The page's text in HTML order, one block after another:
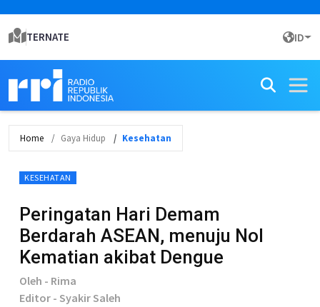
TERNATE ID
Home Gaya Hidup Kesehatan
KESEHATAN
Peringatan Hari Demam
Berdarah ASEAN, menuju Nol
Kematian akibat Dengue
Oleh - Rima
Editor - Syakir Saleh